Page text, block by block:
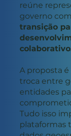
reúne
governo
transição
A proposta
troca entre
entidades
Tudo isso
plataformas